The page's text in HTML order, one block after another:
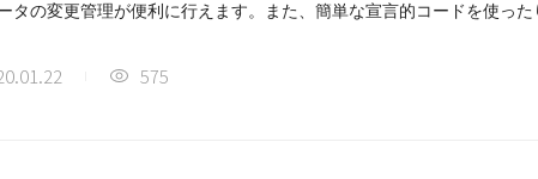
タの変更管理が便利に行えます。また、簡単な宣言的コードを使っ
575